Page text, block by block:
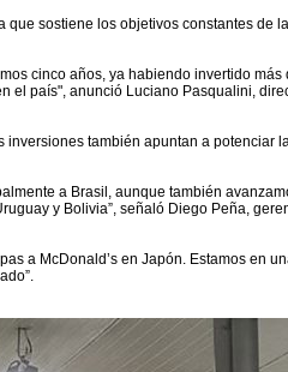
sostiene los objetivos constantes de
cinco años, ya habiendo invertido más
el país", anunció Luciano Pasqualini,
también apuntan a potenciar
a Brasil, aunque también
y Bolivia”, señaló Diego Peña,
a McDonald’s en Japón. Estamos en